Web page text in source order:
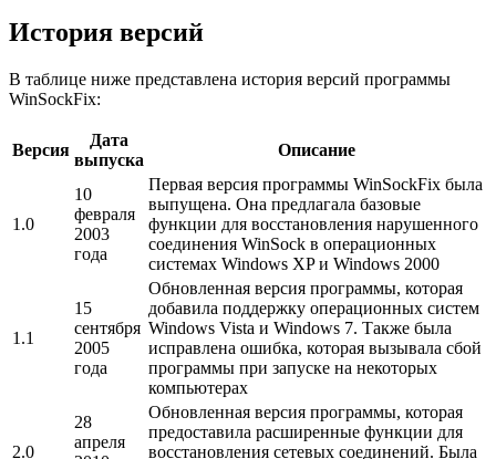
История версий
В таблице ниже представлена история версий программы
WinSockFix:
Версия
Дата
выпуска
Описание
1.0
10
февраля
2003
года
Первая версия программы WinSockFix была
выпущена. Она предлагала базовые
функции для восстановления нарушенного
соединения WinSock в операционных
системах Windows XP и Windows 2000
1.1
15
сентября
2005
года
Обновленная версия программы, которая
добавила поддержку операционных систем
Windows Vista и Windows 7. Также была
исправлена ошибка, которая вызывала сбой
программы при запуске на некоторых
компьютерах
2.0
28
апреля
Обновленная версия программы, которая
предоставила расширенные функции для
восстановления сетевых соединений. Была